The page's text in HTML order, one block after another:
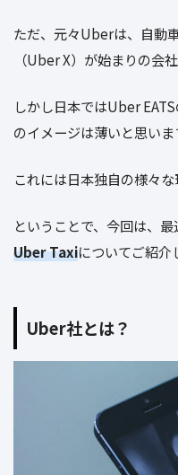
ただ、元々Uberは、自動
（Uber X）が始まりの会社
しかし日本ではUber
のイメージは薄いと思いま
これには日本独自の様々な
ということで、今回は、
Uber Taxiについてご紹介
Uber社とは？